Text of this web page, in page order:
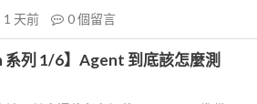
1 天前 0個留言
系列 1/6】Agent 到底該怎麼測